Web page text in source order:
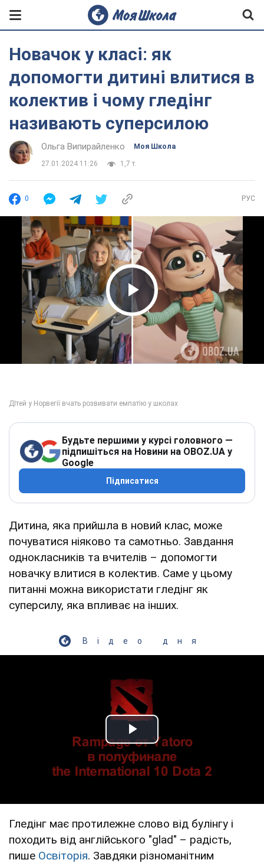
Новачок у класі: як
допомогти дитині влитися в
колектив і чому гледінг
називають суперсилою
Ольга Випирайленко Моя Школа
27.01.2024 11:26 1,7 т.
0 РУС
Play Video
Будьте першими у курсі головного —
підпишіться на Новини на OBOZ.UA у
Google
Підписатися
Дитина, яка прийшла в новий клас, може
почуватися ніяково та самотньо. Завдання
однокласників та вчителів – допомогти
новачку влитися в колектив. Саме у цьому
питанні можна використати гледінг як
суперсилу, яка впливає на інших.
Відео дня
Play Video
Гледінг має протилежне слово від булінгу і
походить від англійського "glad" – радість,
пише Освіторія. Завдяки різноманітним